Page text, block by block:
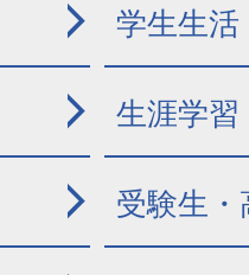
学生生活
生涯学習
受験生